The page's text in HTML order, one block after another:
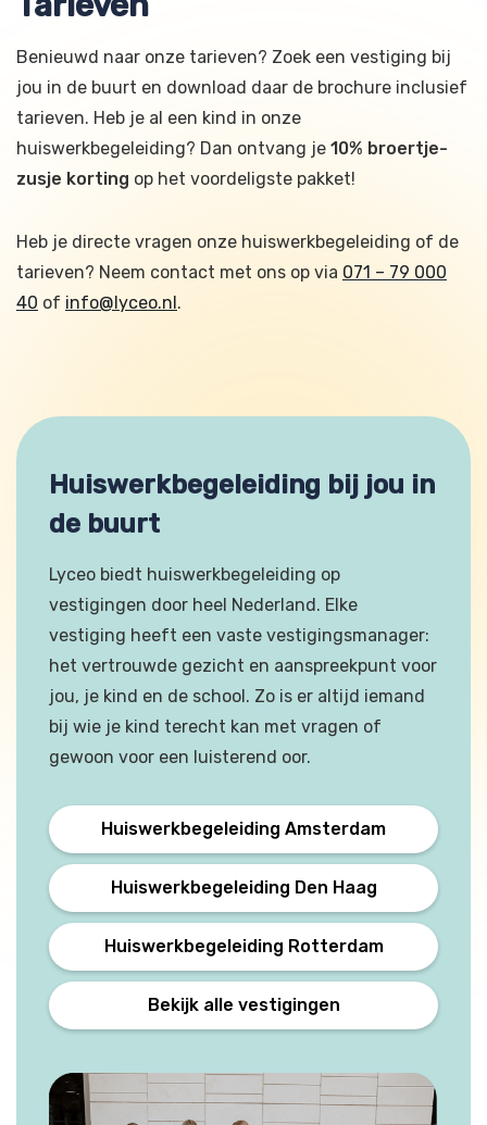
Benieuwd naar onze tarieven? Zoek een vestiging bij
jou in de buurt en download daar de brochure inclusief
tarieven. Heb je al een kind in onze
huiswerkbegeleiding? Dan ontvang je 10% broertje-
zusje korting op het voordeligste pakket!
Heb je directe vragen onze huiswerkbegeleiding of de
tarieven? Neem contact met ons op via 071 – 79 000
40 of info@lyceo.nl .
Huiswerkbegeleiding bij jou in
de buurt
Lyceo biedt huiswerkbegeleiding op
vestigingen door heel Nederland. Elke
vestiging heeft een vaste vestigingsmanager:
het vertrouwde gezicht en aanspreekpunt voor
jou, je kind en de school. Zo is er altijd iemand
bij wie je kind terecht kan met vragen of
gewoon voor een luisterend oor.
Huiswerkbegeleiding Amsterdam
Huiswerkbegeleiding Den Haag
Huiswerkbegeleiding Rotterdam
Bekijk alle vestigingen